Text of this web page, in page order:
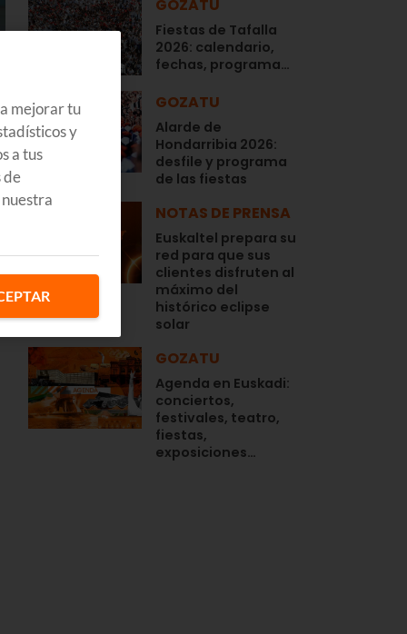
GOZATU
Fiestas de Tafalla
2026: calendario,
fechas, programa…
GOZATU
Alarde de
Hondarribia 2026:
desfile y programa
de las fiestas
NOTAS DE PRENSA
Euskaltel prepara su
red para que sus
clientes disfruten al
máximo del
histórico eclipse
solar
GOZATU
Agenda en Euskadi:
conciertos,
festivales, teatro,
fiestas,
exposiciones…
mejorar tu
y
a tus
de